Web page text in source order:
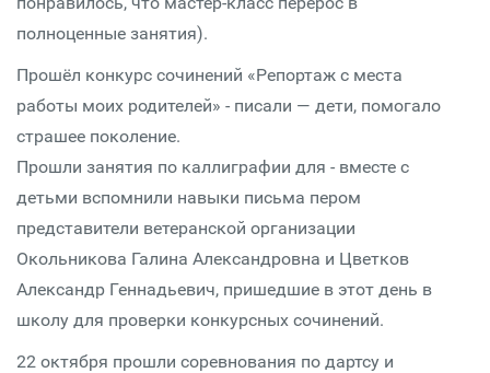
полноценные занятия).
Прошёл конкурс сочинений «Репортаж с места
работы моих родителей» - писали — дети, помогало
страшее поколение.
Прошли занятия по каллиграфии для - вместе с
детьми вспомнили навыки письма пером
представители ветеранской организации
Окольникова Галина Александровна и Цветков
Александр Геннадьевич, пришедшие в этот день в
школу для проверки конкурсных сочинений.
22 октября прошли соревнования по дартсу и